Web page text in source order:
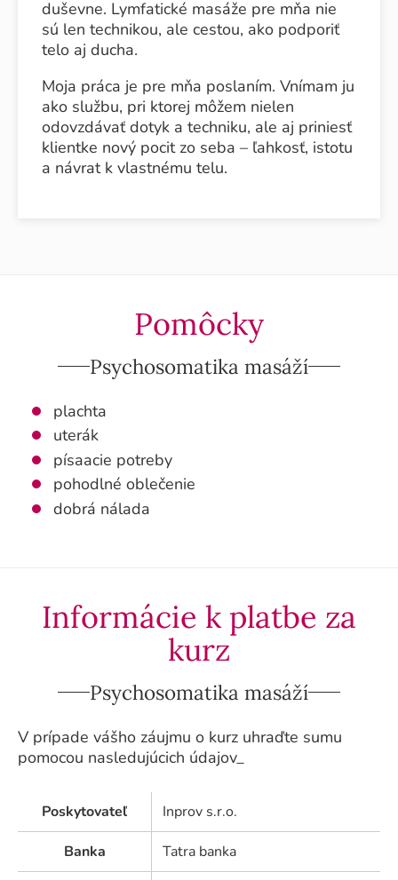
duševne. Lymfatické masáže pre mňa nie
sú len technikou, ale cestou, ako podporiť
telo aj ducha.
Moja práca je pre mňa poslaním. Vnímam ju
ako službu, pri ktorej môžem nielen
odovzdávať dotyk a techniku, ale aj priniesť
klientke nový pocit zo seba – ľahkosť, istotu
a návrat k vlastnému telu.
Pomôcky
Psychosomatika masáží
plachta
uterák
písaacie potreby
pohodlné oblečenie
dobrá nálada
Informácie k platbe za
kurz
Psychosomatika masáží
V prípade vášho záujmu o kurz uhraďte sumu
pomocou nasledujúcich údajov_
Poskytovateľ Inprov s.r.o.
Banka Tatra banka